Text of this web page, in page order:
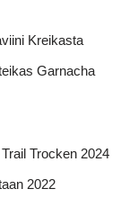
Kreikasta
Garnacha
Trocken 2024
2022